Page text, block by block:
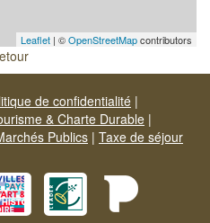
Leaflet | ©OpenStreetMapcontributors
de confidentialité |
& Charte Durable |
Publics | Taxe de séjour